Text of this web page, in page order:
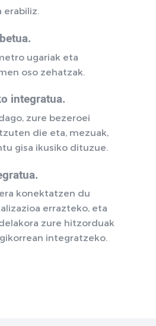
erabiliz.
ugariak eta
oso zehatzak.
integratua.
zure bezeroei
die eta, mezuak,
gisa ikusiko dituzue.
konektatzen du
errazteko, eta
zure hitzorduak
integratzeko.